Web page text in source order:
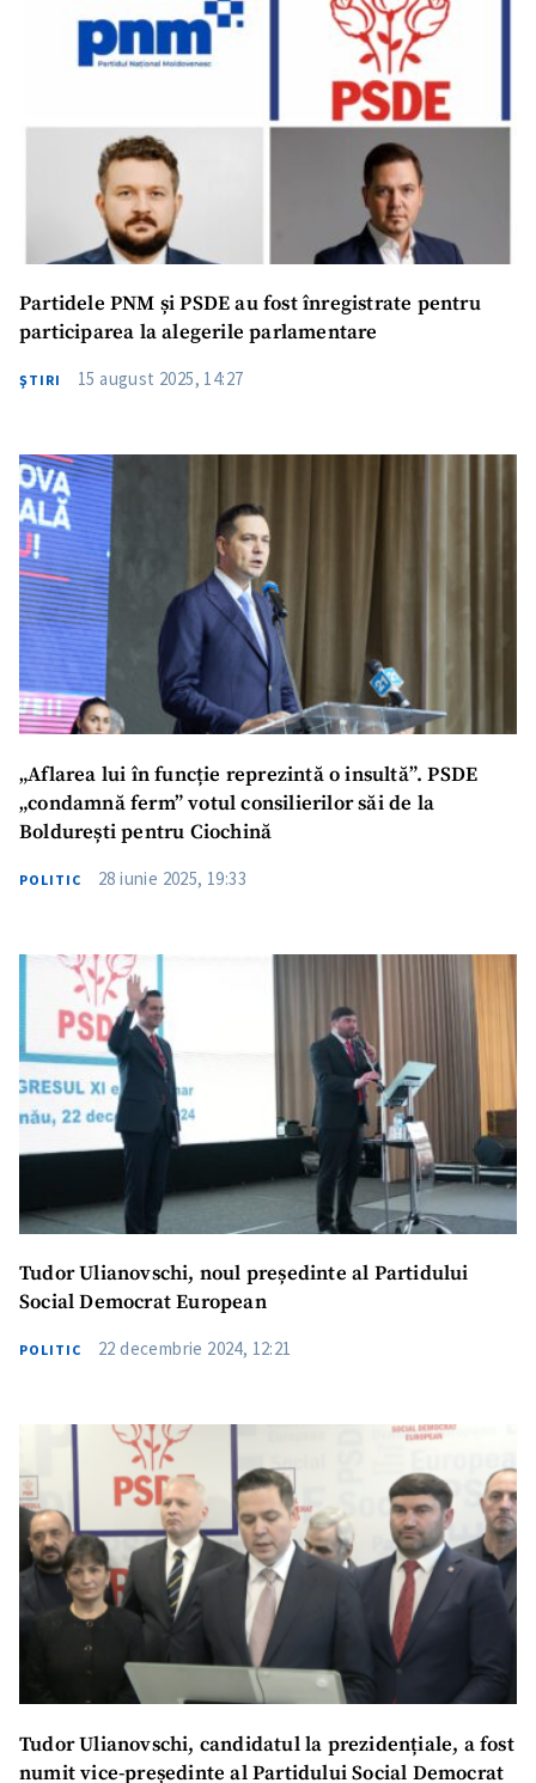
Partidele PNM și PSDE au fost înregistrate pentru
participarea la alegerile parlamentare
ŞTIRI 15 august 2025, 14:27
„Aflarea lui în funcție reprezintă o insultă”. PSDE
„condamnă ferm” votul consilierilor săi de la
Boldurești pentru Ciochină
POLITIC 28 iunie 2025, 19:33
Tudor Ulianovschi, noul președinte al Partidului
Social Democrat European
POLITIC 22 decembrie 2024, 12:21
Tudor Ulianovschi, candidatul la prezidențiale, a fost
numit vice-președinte al Partidului Social Democrat
Titlu știre
+ Adaugă titlu
Fotografie
+ Încarcă imagine